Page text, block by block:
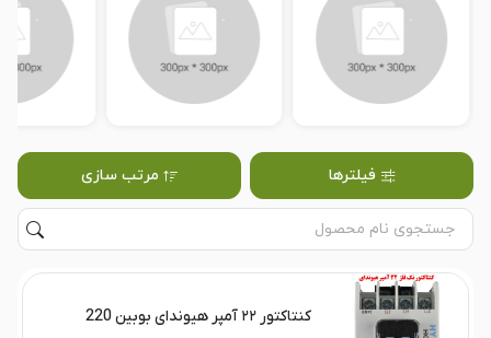
فیلترها مرتب سازی
کنتاکتور ۲۲ آمپر هیوندای بوبین 220